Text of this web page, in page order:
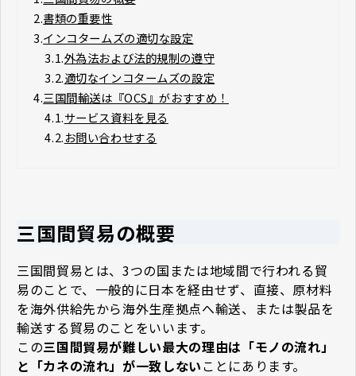
2.書類の重要性
3.インコタームズの適切な設定
3.1.外為法および法的規制の遵守
3.2.適切なインコタームズの設定
4.三国間輸送は『OCS』がおすすめ！
4.1.サービス資料を見る
4.2.お問い合わせする
三国間貿易の概要
三国間貿易とは、3つの国または地域間で行われる貿
易のことで、一般的に日本を経由せず、直接、原材料
を海外供給先から海外生産拠点へ輸送、または製品を
輸送する貿易のことをいいます。
この三国間貿易が難しい最大の理由は「モノの流れ」
と「カネの流れ」が一致しないことにあります。